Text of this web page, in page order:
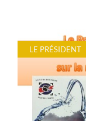
LE PRÉSIDENT